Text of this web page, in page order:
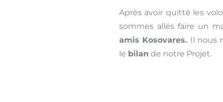
Après avoir quitté les
sommes allés faire un
amis Kosovares. Il nous
le bilan de notre Projet.